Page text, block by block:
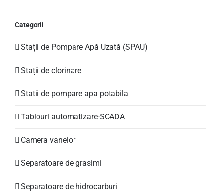
Categorii
Stații de Pompare Apă Uzată (SPAU)
Stații de clorinare
Statii de pompare apa potabila
Tablouri automatizare-SCADA
Camera vanelor
Separatoare de grasimi
Separatoare de hidrocarburi